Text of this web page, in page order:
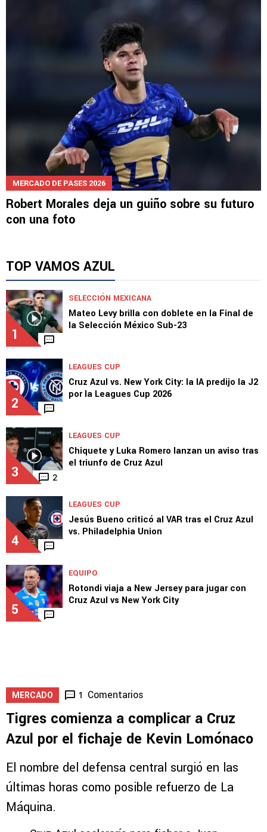
Aseguran que Cruz Azul podría fichar a Robert
Morales para el Apertura
Robert Morales deja un guiño sobre su futuro
con una foto
TOP VAMOS AZUL
1
Mateo Levy brilla con doblete en la Final de
la Selección México Sub-23
2
Cruz Azul vs. New York City: la IA predijo la J2
por la Leagues Cup 2026
3 2
Chiquete y Luka Romero lanzan un aviso tras
el triunfo de Cruz Azul
4
Jesús Bueno criticó al VAR tras el Cruz Azul
vs. Philadelphia Union
MERCADO Comentarios
Tigres comienza a complicar a Cruz
Azul por el fichaje de Kevin Lomónaco